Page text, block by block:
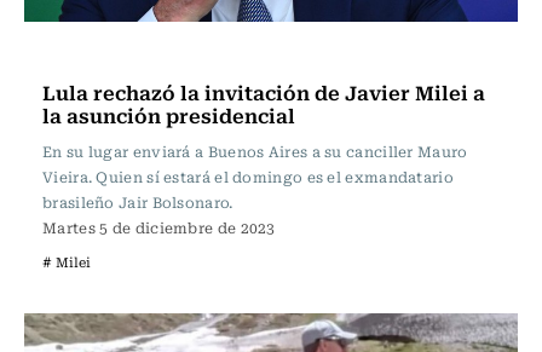
Lula rechazó la invitación de Javier Milei a
la asunción presidencial
En su lugar enviará a Buenos Aires a su canciller Mauro
Vieira. Quien sí estará el domingo es el exmandatario
brasileño Jair Bolsonaro.
Martes 5 de diciembre de 2023
# Milei